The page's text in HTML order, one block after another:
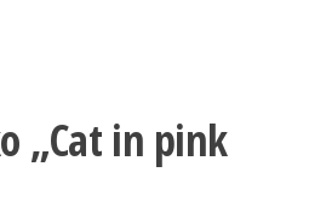
„Cat in pink